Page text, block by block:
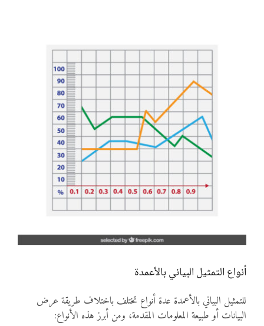
أنواع التمثيل البياني بالأعمدة
للتمثيل البياني بالأعمدة عدة أنواع تختلف باختلاف طريقة عرض
البيانات أو طبيعة المعلومات المقدمة، ومن أبرز هذه الأنواع: